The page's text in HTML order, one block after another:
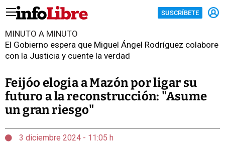
SUSCRÍBETE
MINUTO A MINUTO
El Gobierno espera que Miguel Ángel Rodríguez colabore
con la Justicia y cuente la verdad
Feijóo elogia a Mazón por ligar su
futuro a la reconstrucción: "Asume
un gran riesgo"
3 diciembre 2024 - 11:05 h